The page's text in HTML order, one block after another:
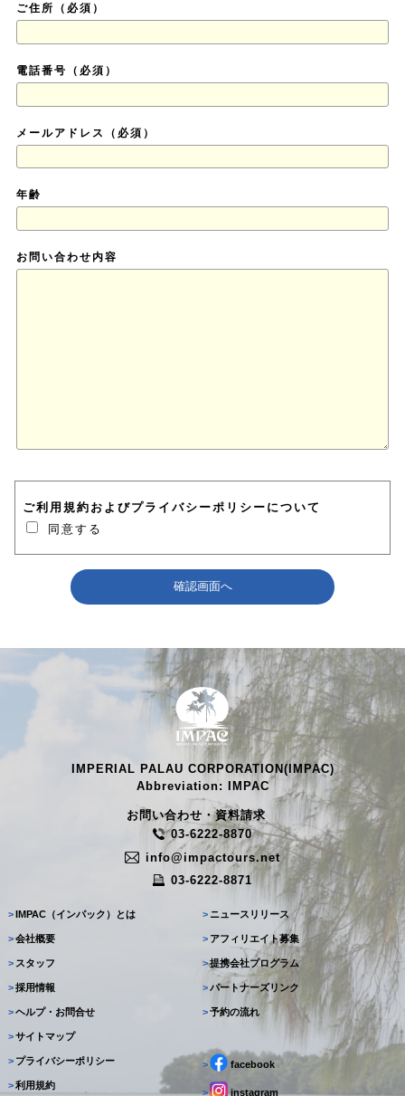
ご住所（必須）
電話番号（必須）
メールアドレス（必須）
年齢
お問い合わせ内容
ご利用規約 およびプライバシーポリシー について
同意する
IMPERIAL PALAU CORPORATION(IMPAC)
Abbreviation: IMPAC
お問い合わせ・資料請求
03-6222-8870
info@impactours.net
03-6222-8871
>IMPAC（インパック）とは
>会社概要
> スタッフ
>採用情報
>ヘルプ・お問合せ
>サイトマップ
> ニュースリリース
> アフィリエイト募集
>提携会社プログラム
>パートナーズリンク
>予約の流れ
> プライバシーポリシー
>利用規約
> facebook
> instagram